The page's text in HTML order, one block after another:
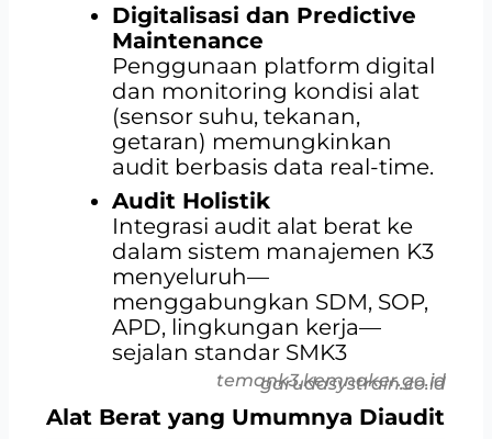
Digitalisasi dan Predictive
Maintenance
Penggunaan platform digital
dan monitoring kondisi alat
(sensor suhu, tekanan,
getaran) memungkinkan
audit berbasis data real-time.
Audit Holistik
Integrasi audit alat berat ke
dalam sistem manajemen K3
menyeluruh—
menggabungkan SDM, SOP,
APD, lingkungan kerja—
sejalan standar SMK3
temank3.kemnaker.go.id
garudasystrain.co.id
Alat Berat yang Umumnya Diaudit